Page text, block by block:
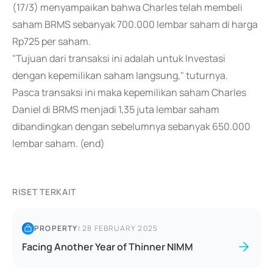
(17/3) menyampaikan bahwa Charles telah membeli
saham BRMS sebanyak 700.000 lembar saham di harga
Rp725 per saham.
"Tujuan dari transaksi ini adalah untuk Investasi
dengan kepemilikan saham langsung," tuturnya.
Pasca transaksi ini maka kepemilikan saham Charles
Daniel di BRMS menjadi 1,35 juta lembar saham
dibandingkan dengan sebelumnya sebanyak 650.000
lembar saham. (end)
RISET TERKAIT
PROPERTY|28 FEBRUARY 2025
Facing Another Year of Thinner NIMM